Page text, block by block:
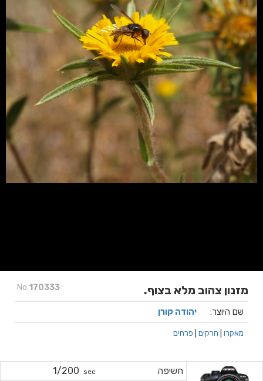
No.170333 מזנון צהוב מלא בצוף.
שם היוצר: יהודה קורן
מאקרו חרקים פרחים
חשיפה sec
1/200